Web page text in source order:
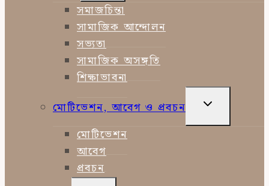
MENU
সমাজচিন্তা
সামাজিক আন্দোলন
সভ্যতা
সামাজিক অসঙ্গতি
শিক্ষাভাবনা
মোটিভেশন, আবেগ ও প্রবচন
TOGGLE
মোটিভেশন
আবেগ
প্রবচন